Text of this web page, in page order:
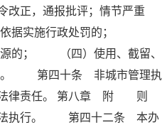
改正，通报批评；情节严重
依据实施行政处罚的；
源的； （四）使用、截留、
。 第四十条 非城市管理执
法律责任。 第八章 附 则
法执行。 第四十二条 本办